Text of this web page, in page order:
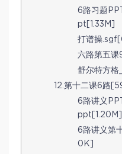
6路习题
pt[1.33M]
打谱操
六路第五课
舒尔特方
12.第十二课6路
6路讲义
ppt[1.20M]
6路讲义第
0K]